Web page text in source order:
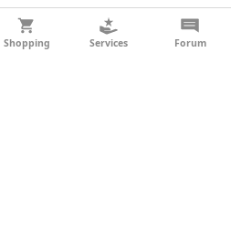
Shopping Services Forum